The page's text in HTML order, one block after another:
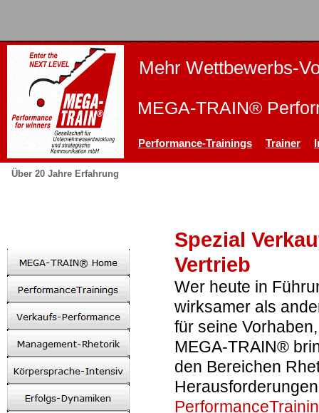
Mehr Wettbewerbs-
MEGA-TRAIN®
Performance-Trainings Trainer
Über 20 Jahre Erfahrung
Spezial
Vertrieb
Wer heute in
wirksamer als
für seine
MEGA-TRAIN®
den Bereichen